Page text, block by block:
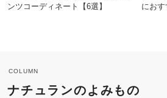
ンツコーディネート【6選】
におす
COLUMN
ナチュランのよみもの